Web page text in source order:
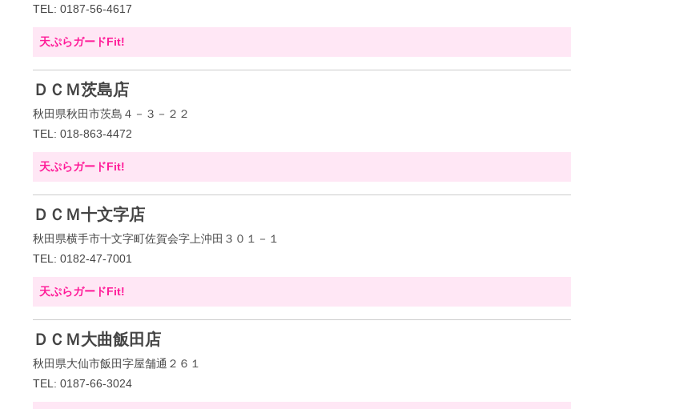
TEL: 0187-56-4617
天ぷらガードFit!
ＤＣＭ茨島店
秋田県秋田市茨島４－３－２２
TEL: 018-863-4472
天ぷらガードFit!
ＤＣＭ十文字店
秋田県横手市十文字町佐賀会字上沖田３０１－１
TEL: 0182-47-7001
天ぷらガードFit!
ＤＣＭ大曲飯田店
秋田県大仙市飯田字屋舗通２６１
TEL: 0187-66-3024